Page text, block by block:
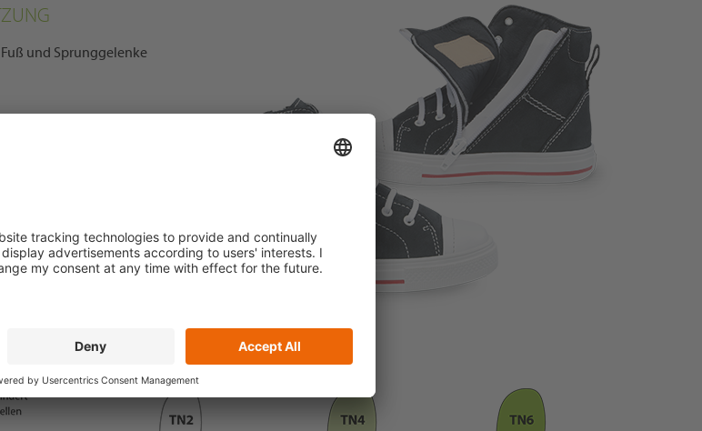
und Sprunggelenke
mit spastischer Komponente
Schädigung der Bänder des
oder bei
Zerebralparese) als